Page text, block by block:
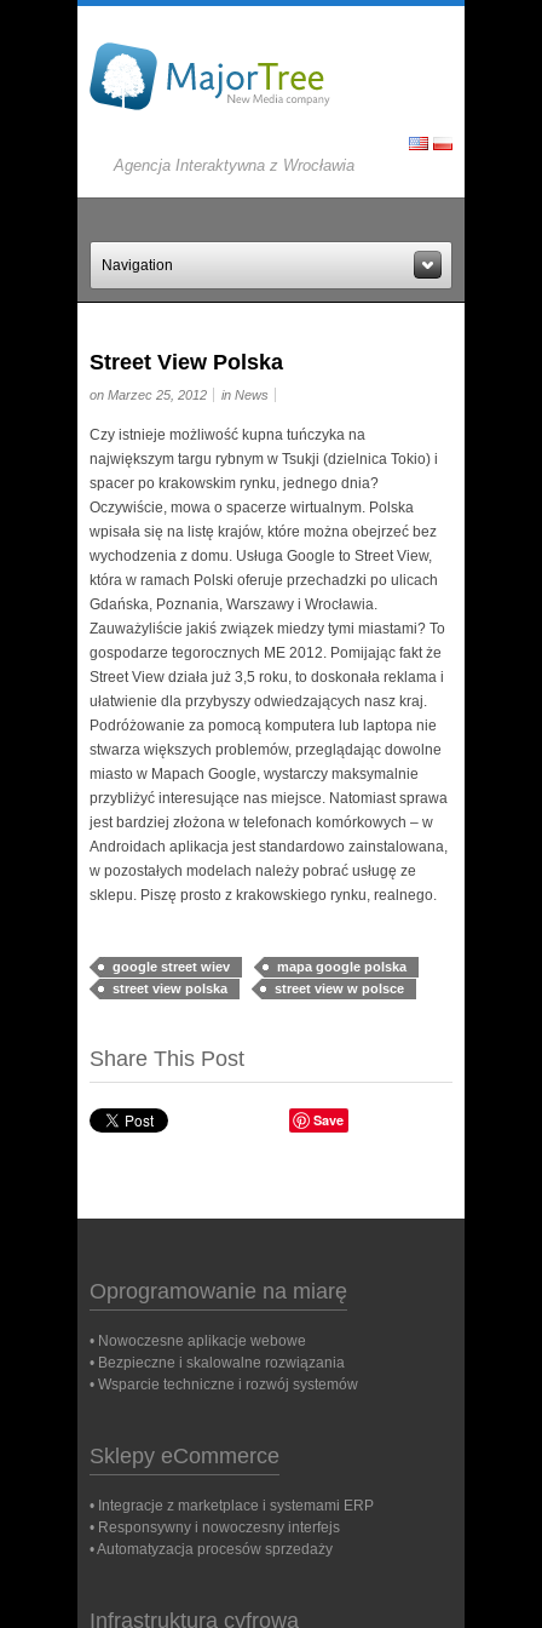
Agencja Interaktywna z Wrocławia
Navigation
Street View Polska
on Marzec 25, 2012 in News
Czy istnieje możliwość kupna tuńczyka na
największym targu rybnym w Tsukji (dzielnica Tokio) i
spacer po krakowskim rynku, jednego dnia?
Oczywiście, mowa o spacerze wirtualnym. Polska
wpisała się na listę krajów, które można obejrzeć bez
wychodzenia z domu. Usługa Google to Street View,
która w ramach Polski oferuje przechadzki po ulicach
Gdańska, Poznania, Warszawy i Wrocławia.
Zauważyliście jakiś związek miedzy tymi miastami? To
gospodarze tegorocznych ME 2012. Pomijając fakt że
Street View działa już 3,5 roku, to doskonała reklama i
ułatwienie dla przybyszy odwiedzających nasz kraj.
Podróżowanie za pomocą komputera lub laptopa nie
stwarza większych problemów, przeglądając dowolne
miasto w Mapach Google, wystarczy maksymalnie
przybliżyć interesujące nas miejsce. Natomiast sprawa
jest bardziej złożona w telefonach komórkowych – w
Androidach aplikacja jest standardowo zainstalowana,
w pozostałych modelach należy pobrać usługę ze
sklepu. Piszę prosto z krakowskiego rynku, realnego.
google street wiev
mapa google polska
street view polska
street view w polsce
Share This Post
Save
Oprogramowanie na miarę
• Nowoczesne aplikacje webowe
• Bezpieczne i skalowalne rozwiązania
• Wsparcie techniczne i rozwój systemów
Sklepy eCommerce
• Integracje z marketplace i systemami ERP
• Responsywny i nowoczesny interfejs
• Automatyzacja procesów sprzedaży
Infrastruktura cyfrowa